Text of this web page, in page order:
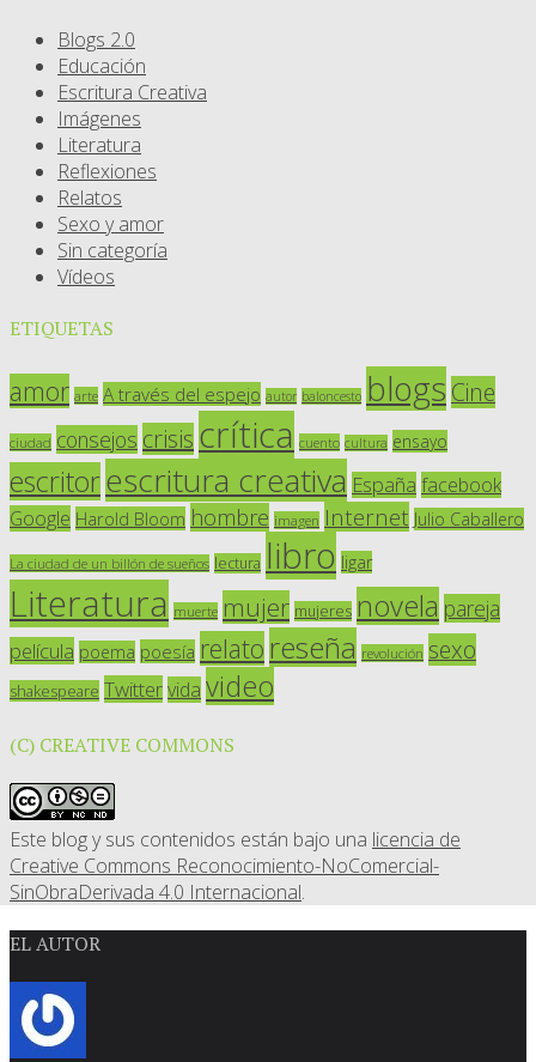
Blogs 2.0
Educación
Escritura Creativa
Imágenes
Literatura
Reflexiones
Relatos
Sexo y amor
Sin categoría
Vídeos
ETIQUETAS
amor arte A través del espejo autor baloncesto blogs Cine
ciudad consejos crisis crítica cuento cultura ensayo
escritorescritura creativa España facebook
Google Harold Bloom hombre imagen Internet Julio Caballero
La ciudad de un billón de sueños lectura libro ligar
Literatura muerte mujer mujeres novela pareja
película poema poesía relato reseña revolución sexo
shakespeare Twittervida video
(C) CREATIVE COMMONS
Este blog y sus contenidos están bajo una licencia de
Creative Commons Reconocimiento-NoComercial-
SinObraDerivada 4.0 Internacional.
EL AUTOR